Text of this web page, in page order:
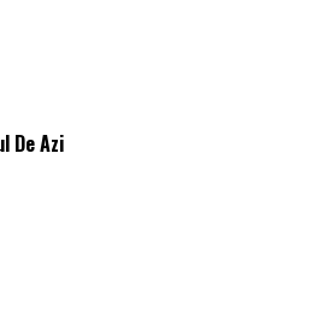
De Azi